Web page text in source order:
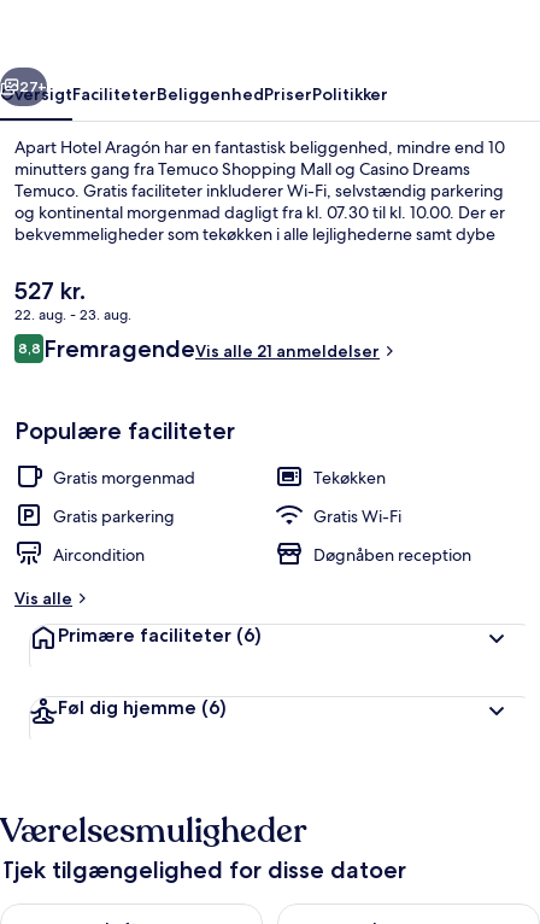
Skrivebord, arbejdsområde til
Næste
27+
OversigtFaciliteterBeliggenhedPriserPolitikker
Apart Hotel Aragón har en fantastisk beliggenhed, mindre end 10
minutters gang fra Temuco Shopping Mall og Casino Dreams
Temuco. Gratis faciliteter inkluderer Wi-Fi, selvstændig parkering
og kontinental morgenmad dagligt fra kl. 07.30 til kl. 10.00. Der er
bekvemmeligheder som tekøkken i alle lejlighederne samt dybe
Den
nuværende
pris
er
527 kr.
22. aug. - 23. aug.
Anmeldelser
8,88,8 ud af 10.
FremragendeVis alle 21 anmeldelser
Populære faciliteter
Gratis morgenmad
Tekøkken
Gratis parkering
Gratis Wi-Fi
Aircondition
Døgnåben reception
Vis alle
Primære faciliteter (6)
Føl dig hjemme (6)
Værelsesmuligheder
Tjek tilgængelighed for disse datoer
Tjek tilgængelighed for i aften aug. 6 - aug. 7Tjek tilgængelighed for i